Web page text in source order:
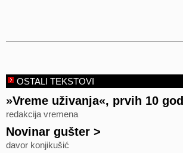
OSTALI TEKSTOVI
»Vreme uživanja«, prvih 10
redakcija vremena
Novinar gušter >
davor konjikušić